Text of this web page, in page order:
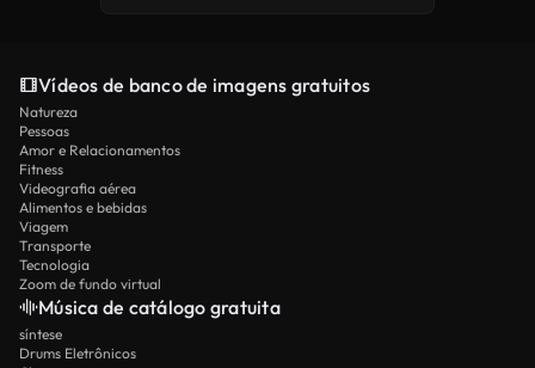
Vídeos de banco de imagens gratuitos
Natureza
Pessoas
Amor e Relacionamentos
Fitness
Videografia aérea
Alimentos e bebidas
Viagem
Transporte
Tecnologia
Zoom de fundo virtual
Música de catálogo gratuita
síntese
Drums Eletrônicos